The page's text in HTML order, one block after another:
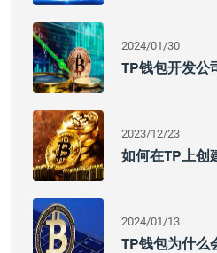
2024/01/30
TP钱包开发公
2023/12/23
如何在TP上创
2024/01/13
TP钱包为什么